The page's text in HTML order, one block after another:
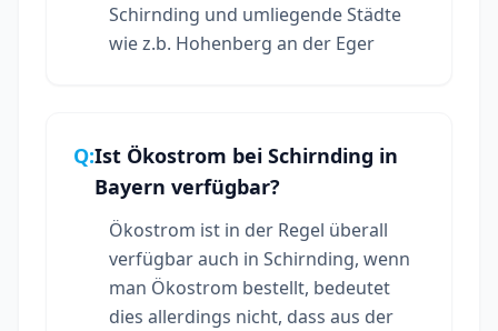
Schirnding und umliegende Städte
wie z.b. Hohenberg an der Eger
Q:Ist Ökostrom bei Schirnding in
Bayern verfügbar?
Ökostrom ist in der Regel überall
verfügbar auch in Schirnding, wenn
man Ökostrom bestellt, bedeutet
dies allerdings nicht, dass aus der